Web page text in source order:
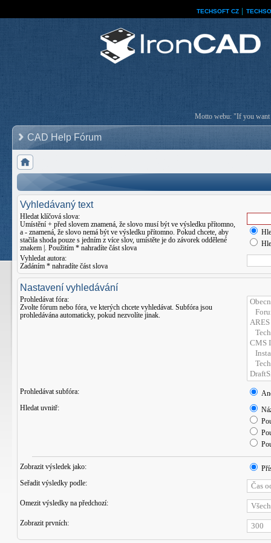
TECHSOFT CZ
Motto webu: "If you want
CAD Help Fórum
Vyhledávaný text
Hledat klíčová slova:
Umístění + před slovem znamená, že slovo musí být ve výsledku přítomno,
a - znamená, že slovo nemá být ve výsledku přítomno. Pokud chcete, aby
stačila shoda pouze s jedním z více slov, umístěte je do závorek oddělené
znakem . Použitím * nahradíte část slova
Vyhledat autora:
Zadáním * nahradíte část slova
Nastavení vyhledávání
Prohledávat fóra:
Zvolte fórum nebo fóra, ve kterých chcete vyhledávat. Subfóra jsou
prohledávána automaticky, pokud nezvolíte jinak.
Prohledávat subfóra:
Hledat uvnitř:
Zobrazit výsledek jako:
Seřadit výsledky podle:
Omezit výsledky na předchozí:
Zobrazit prvních: